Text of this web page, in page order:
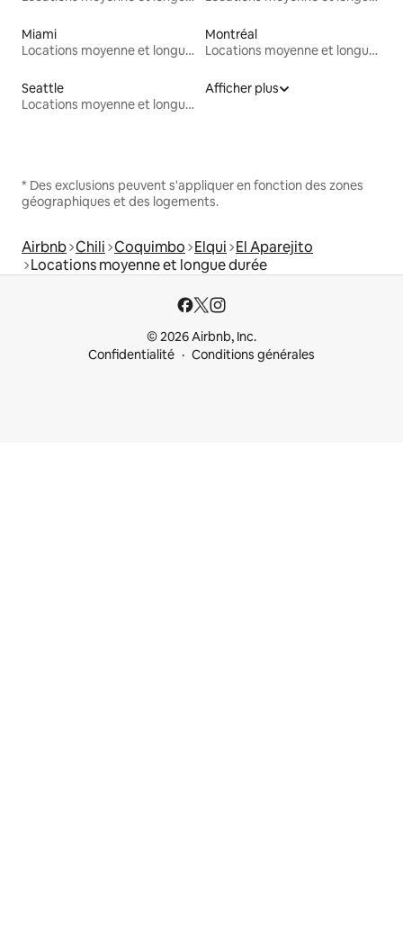
Miami
Locations moyenne et longue durée
Montréal
Locations moyenne et longue durée
Seattle
Locations moyenne et longue durée
Afficher plus
* Des exclusions peuvent s'appliquer en fonction des zones
géographiques et des logements.
Airbnb Chili Coquimbo Elqui El Aparejito
Locations moyenne et longue durée
© 2026 Airbnb, Inc.
Confidentialité
Conditions générales